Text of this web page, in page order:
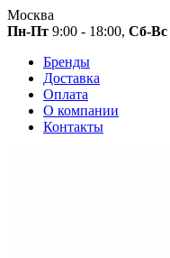
Москва
Пн-Пт 9:00 - 18:00, Сб-Вс
Бренды
Доставка
Оплата
О компании
Контакты